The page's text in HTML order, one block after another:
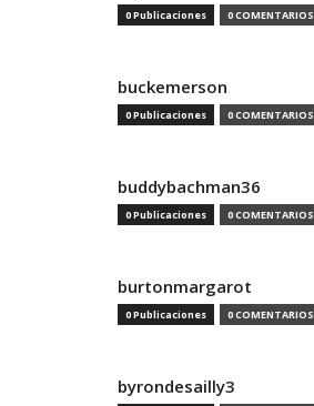
0 Publicaciones 0 COMENTARIOS
buckemerson
0 Publicaciones 0 COMENTARIOS
buddybachman36
0 Publicaciones 0 COMENTARIOS
burtonmargarot
0 Publicaciones 0 COMENTARIOS
byrondesailly3